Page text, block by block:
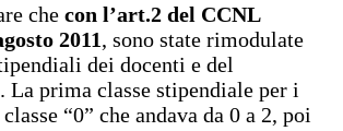
che con l’art.2 del CCNL
2011, sono state rimodulate
dei docenti e del
La prima classe stipendiale per i
“0” che andava da 0 a 2, poi